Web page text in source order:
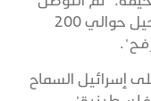
إلى تسوية بين نتنياهو وكوشنر، لترحيل حوالي 200
إسرائيل السماح